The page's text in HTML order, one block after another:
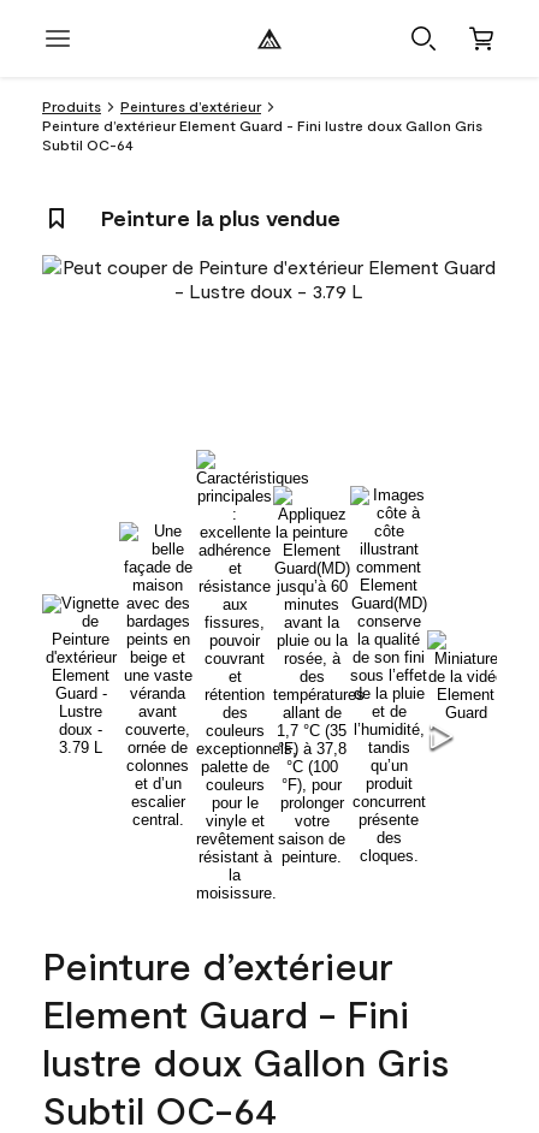
Produits
Peintures d’extérieur
Peinture d’extérieur Element Guard - Fini lustre doux Gallon Gris
Subtil OC-64
Peinture la plus vendue
Peinture d’extérieur
Element Guard - Fini
lustre doux Gallon Gris
Subtil OC-64